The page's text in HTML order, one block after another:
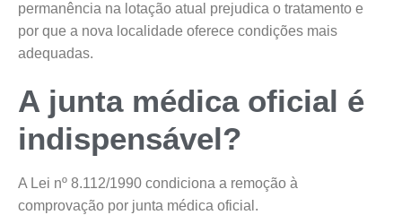
permanência na lotação atual prejudica o tratamento e
por que a nova localidade oferece condições mais
adequadas.
A junta médica oficial é
indispensável?
A Lei nº 8.112/1990 condiciona a remoção à
comprovação por junta médica oficial.